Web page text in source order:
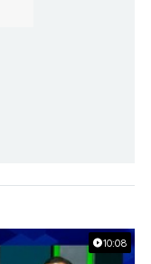
10:08